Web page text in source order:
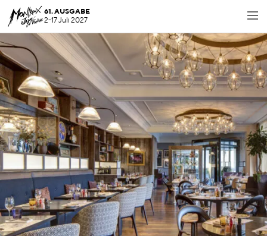
61. AUSGABE
2-17 Juli 2027